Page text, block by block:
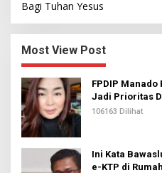
Bagi Tuhan Yesus
Most View Post
FPDIP
Jadi Prioritas
106163 Dilihat
Ini Kata
e-KTP di